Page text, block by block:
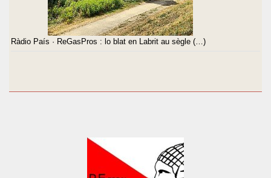
Ràdio País · ReGasPros : lo blat en Labrit au sègle (…)